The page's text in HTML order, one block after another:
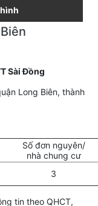
Sài Đồng
Long Biên, thành
Số đơn nguyên/
nhà chung cư
3
tin theo QHCT,